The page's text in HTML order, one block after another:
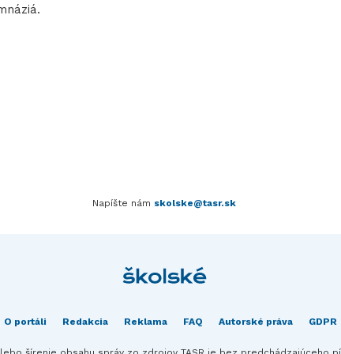
Napíšte nám skolske@tasr.sk
O portáli Redakcia Reklama FAQ Autorské práva GDPR